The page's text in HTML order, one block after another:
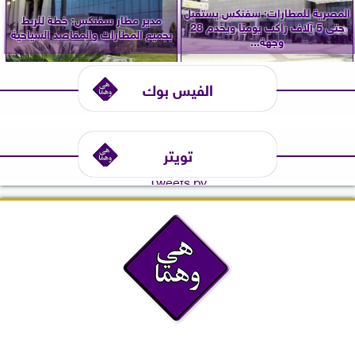
المصرية للمطارات: سفنكس يستقبل
حتى 5 آلاف راكب يوميًا ويخدم 28
وجهة...
مدير مطار سفنكس: خطة للربط
بجميع المطارات والمقاصد السياحية
الفيس بوك
تويتر
Tweets by